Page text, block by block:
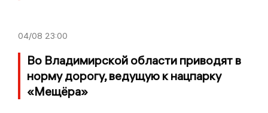
04/08 23:00
Во Владимирской области приводят в
норму дорогу, ведущую к нацпарку
«Мещёра»